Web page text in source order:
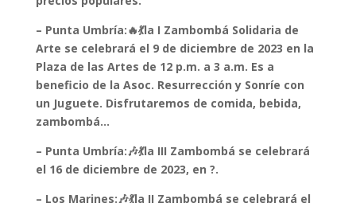
– Punta Umbría:🔥💃la I Zambombá Solidaria de
Arte se celebrará el 9 de diciembre de 2023 en la
Plaza de las Artes de 12 p.m. a 3 a.m. Es a
beneficio de la Asoc. Resurrección y Sonríe con
un Juguete. Disfrutaremos de comida, bebida,
zambombá…
– Punta Umbría:🎶💃la III Zambombá se celebrará
el 16 de diciembre de 2023, en ?.
– Los Marines:🎶💃la II Zambombá se celebrará el